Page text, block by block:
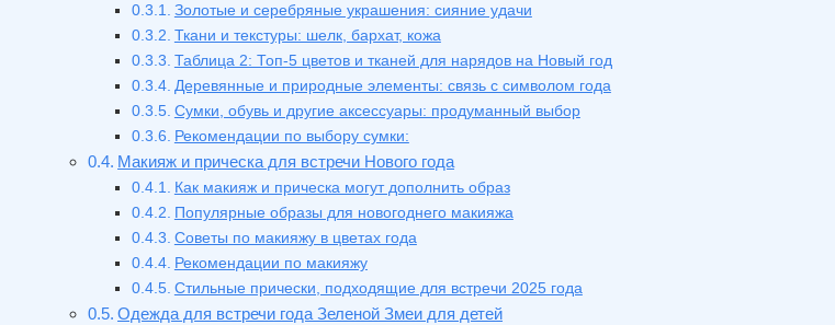
Золотые и серебряные украшения: сияние удачи
Ткани и текстуры: шелк, бархат, кожа
Таблица 2: Топ-5 цветов и тканей для нарядов на Новый год
Деревянные и природные элементы: связь с символом года
Сумки, обувь и другие аксессуары: продуманный выбор
Рекомендации по выбору сумки:
Макияж и прическа для встречи Нового года
Как макияж и прическа могут дополнить образ
Популярные образы для новогоднего макияжа
Советы по макияжу в цветах года
Рекомендации по макияжу
Стильные прически, подходящие для встречи 2025 года
Одежда для встречи года Зеленой Змеи для детей